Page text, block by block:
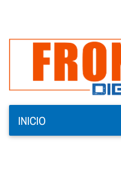
INICIO